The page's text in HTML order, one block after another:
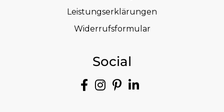
Leistungserklärungen
Widerrufsformular
Social